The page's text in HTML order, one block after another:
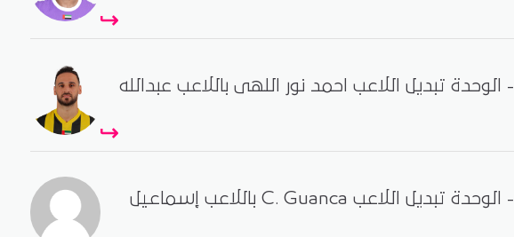
- الوحدة تبديل اللاعب احمد نور اللهى باللاعب عبدالله
- الوحدة تبديل اللاعب C. Guanca باللاعب إسماعيل